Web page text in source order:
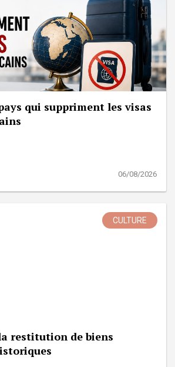
qui suppriment les visas
06/08/2026
CULTURE
restitution de biens